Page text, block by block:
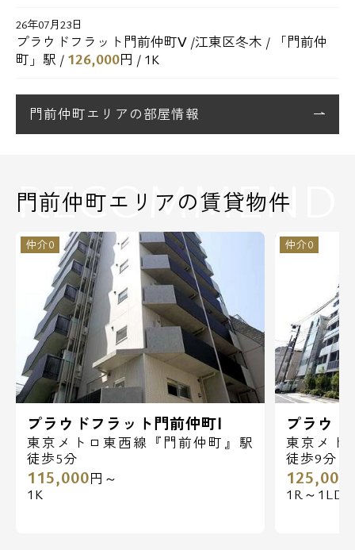
26年07月23日
プラウドフラット門前仲町Ⅴ /江東区冬木 / 「門前仲
町」駅 / 126,000円 / 1K
26年07月23日
プラウドフラット門前仲町Ⅴ /江東区冬木 / 「門前仲
町」駅 /125,000円 / 1K
町」駅 /130,000円 / 1K
26年07月16日
プライムメゾン清澄白河 /江東区平野 / 「清澄白河」
151,000円 / 1R
26年07月16日
プライムメゾン清澄白河 /江東区平野 / 「清澄白河」
駅 /149,000 円 / 1R
26年07月16日
プライムメゾン清澄白河 /江東区平野 / 「清澄白河」
197,000
26年07月16日
プライムメゾン清澄白河 /江東区平野 / 「清澄白河」
駅 /149,000円 / 1R
門前仲町エリアの部屋情報
RECOMMEND
門前仲町エリアの賃貸物件
仲介0
プラウドフラット門前仲町Ⅰ
東京メトロ東西線『門前仲町』駅
徒歩5分
115,000円～
1K
仲介0
プラウ
東京メト
徒歩9分
125,000
1R～1LDK